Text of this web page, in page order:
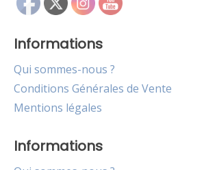
Informations
Qui sommes-nous ?
Conditions Générales de Vente
Mentions légales
Informations